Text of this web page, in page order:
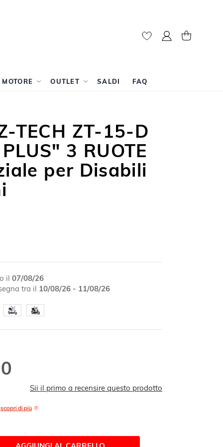
Il mio account
Carrello
OUTLET SALDI FAQ
TECH ZT-15-D
3 RUOTE
per Disabili
il 07/08/26
tra il 10/08/26 - 11/08/26
Sii il primo a recensire questo prodotto
scopri di più